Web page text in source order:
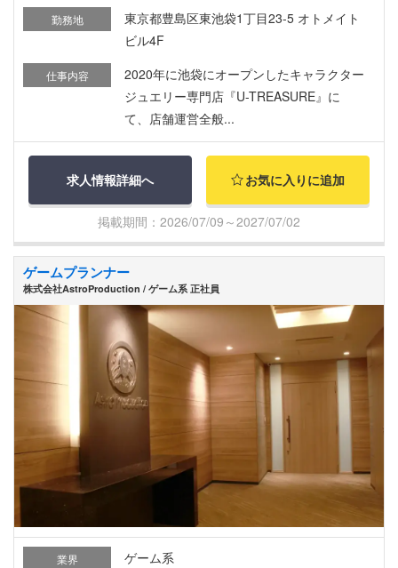
勤務地
東京都豊島区東池袋1丁目23-5 オトメイト
ビル4F
仕事内容
2020年に池袋にオープンしたキャラクター
ジュエリー専門店『U-TREASURE』に
て、店舗運営全般...
求人情報詳細へ お気に入りに追加
掲載期間：2026/07/09～2027/07/02
ゲームプランナー
株式会社AstroProduction / ゲーム系 正社員
業界 ゲーム系